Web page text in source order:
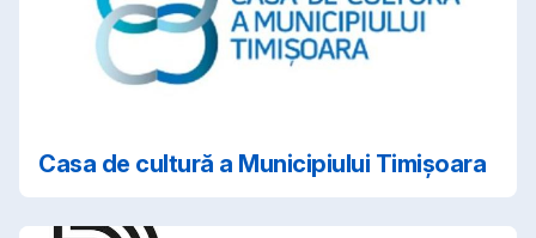
Casa de cultură a Municipiului Timișoara